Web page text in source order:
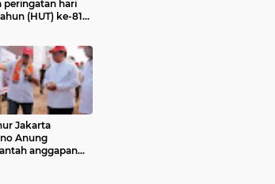
peringatan hari
(HUT) ke-81
Jakarta
Anung
anggapan